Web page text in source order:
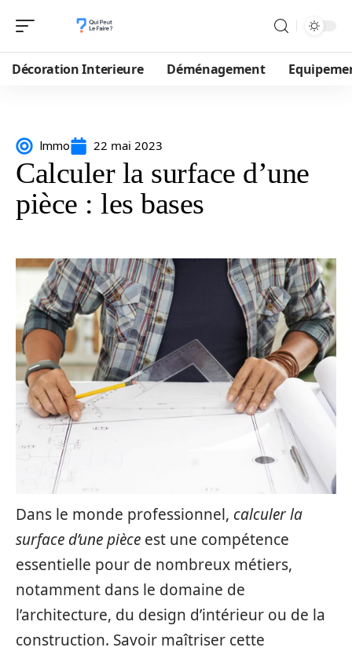
Décoration Interieure Déménagement
Immo 22 mai 2023
Calculer la surface d’une
pièce : les bases
Dans le monde professionnel, calculer la
surface d’une pièce est une compétence
essentielle pour de nombreux métiers,
notamment dans le domaine de
l’architecture, du design d’intérieur ou de la
construction. Savoir maîtriser cette